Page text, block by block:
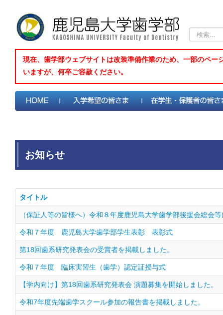
索...
現在、歯学部ウェブサイトは改装準備作業のため、一部のペ
いますが、何卒ご容赦ください。
お知らせ
タイトル
（保証人等の皆様へ）令和８年度鹿児島大学歯学部後援会総会
令和７年度 鹿児島大学歯学部学生表彰 表彰式
第18回歯系研究発表会の受賞者を掲載しました。
令和７年度 臨床実習生（歯学）認定証授与式
【学内向け】第18回歯系研究発表会 演題募集を開始しました。
令和7年度先端歯学スクール参加の報告書を掲載しました。